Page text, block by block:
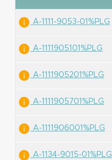
A-1111-9053-01%PLG
A-1111905101%PLG
A-1111905201%PLG
A-1111905701%PLG
A-1111906001%PLG
A-1134-9015-01%PLG